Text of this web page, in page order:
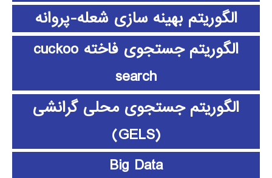
الگوریتم بهینه سازی شعله-پروانه
الگوریتم جستجوی فاخته cuckoo
search
الگوریتم جستجوی محلی گرانشی
(GELS)
Big Data